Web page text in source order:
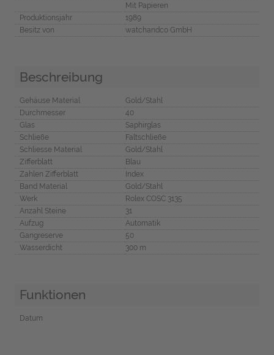
Mit Papieren
Produktionsjahr
1989
Besitz von
watchandco GmbH
Beschreibung
Gehäuse Material
Gold/Stahl
Durchmesser
40
Glas
Saphirglas
Schließe
Faltschließe
Schliesse Material
Gold/Stahl
Zifferblatt
Blau
Zahlen Zifferblatt
Index
Band Material
Gold/Stahl
Werk
Rolex COSC 3135
Anzahl Steine
31
Aufzug
Automatik
Gangreserve
50
Wasserdicht
300 m
Funktionen
Datum